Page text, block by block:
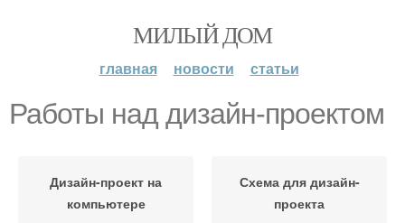
МИЛЫЙ ДОМ
главная новости статьи
Работы над дизайн-проектом
Дизайн-проект на
компьютере
Схема для дизайн-
проекта